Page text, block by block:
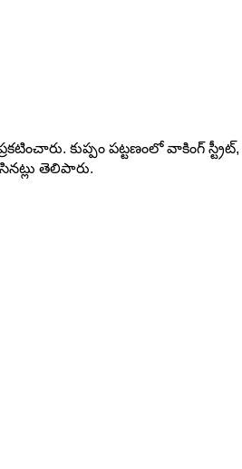
కుప్పం పట్టణంలో వాకింగ్
తెలిపారు.